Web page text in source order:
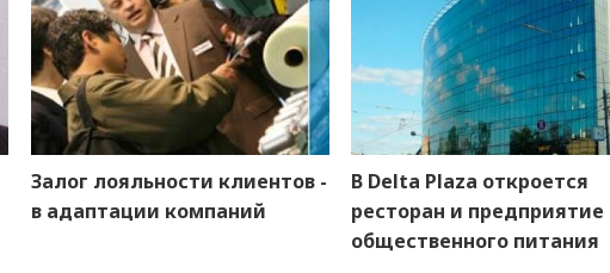
Залог лояльности клиентов -
в адаптации компаний
В Delta Plaza откроется
ресторан и предприятие
общественного питания